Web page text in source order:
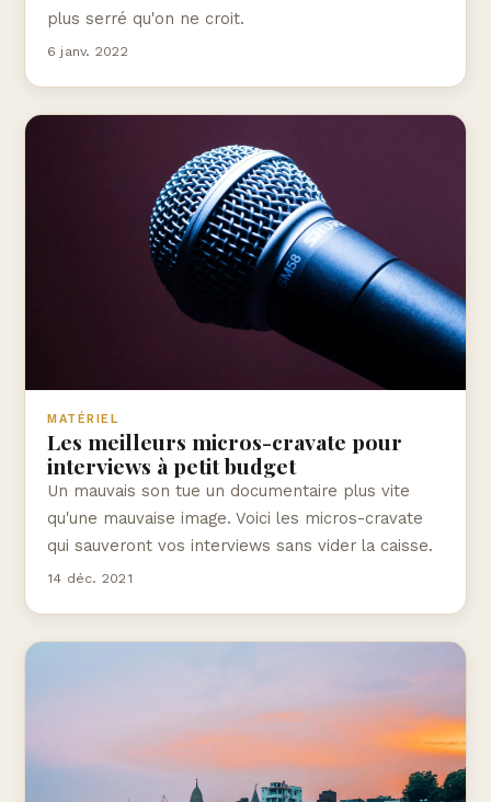
plus serré qu'on ne croit.
6 janv. 2022
MATÉRIEL
Les meilleurs micros-cravate pour
interviews à petit budget
Un mauvais son tue un documentaire plus vite
qu'une mauvaise image. Voici les micros-cravate
qui sauveront vos interviews sans vider la caisse.
14 déc. 2021